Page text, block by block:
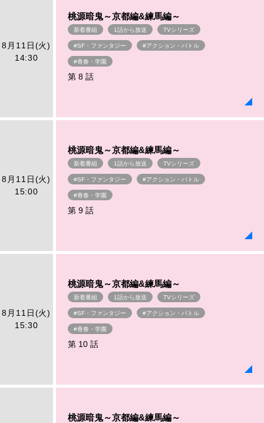
8月11日(火)
14:30
桃源暗鬼～京都編&練馬編～
新着番組 1話から放送 TVシリーズ
#SF・ファンタジー #アクション・バトル
#青春・学園
第 8 話
8月11日(火)
15:00
桃源暗鬼～京都編&練馬編～
新着番組 1話から放送 TVシリーズ
#SF・ファンタジー #アクション・バトル
#青春・学園
第 9 話
8月11日(火)
15:30
桃源暗鬼～京都編&練馬編～
新着番組 1話から放送 TVシリーズ
#SF・ファンタジー #アクション・バトル
#青春・学園
第 10 話
桃源暗鬼～京都編&練馬編～